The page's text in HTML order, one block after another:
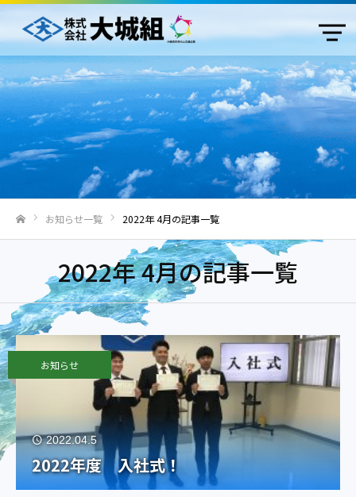
お知らせ一覧 2022年 4月の記事一覧
2022年 4月の記事一覧
お知らせ
2022.04.5
2022年度 入社式！